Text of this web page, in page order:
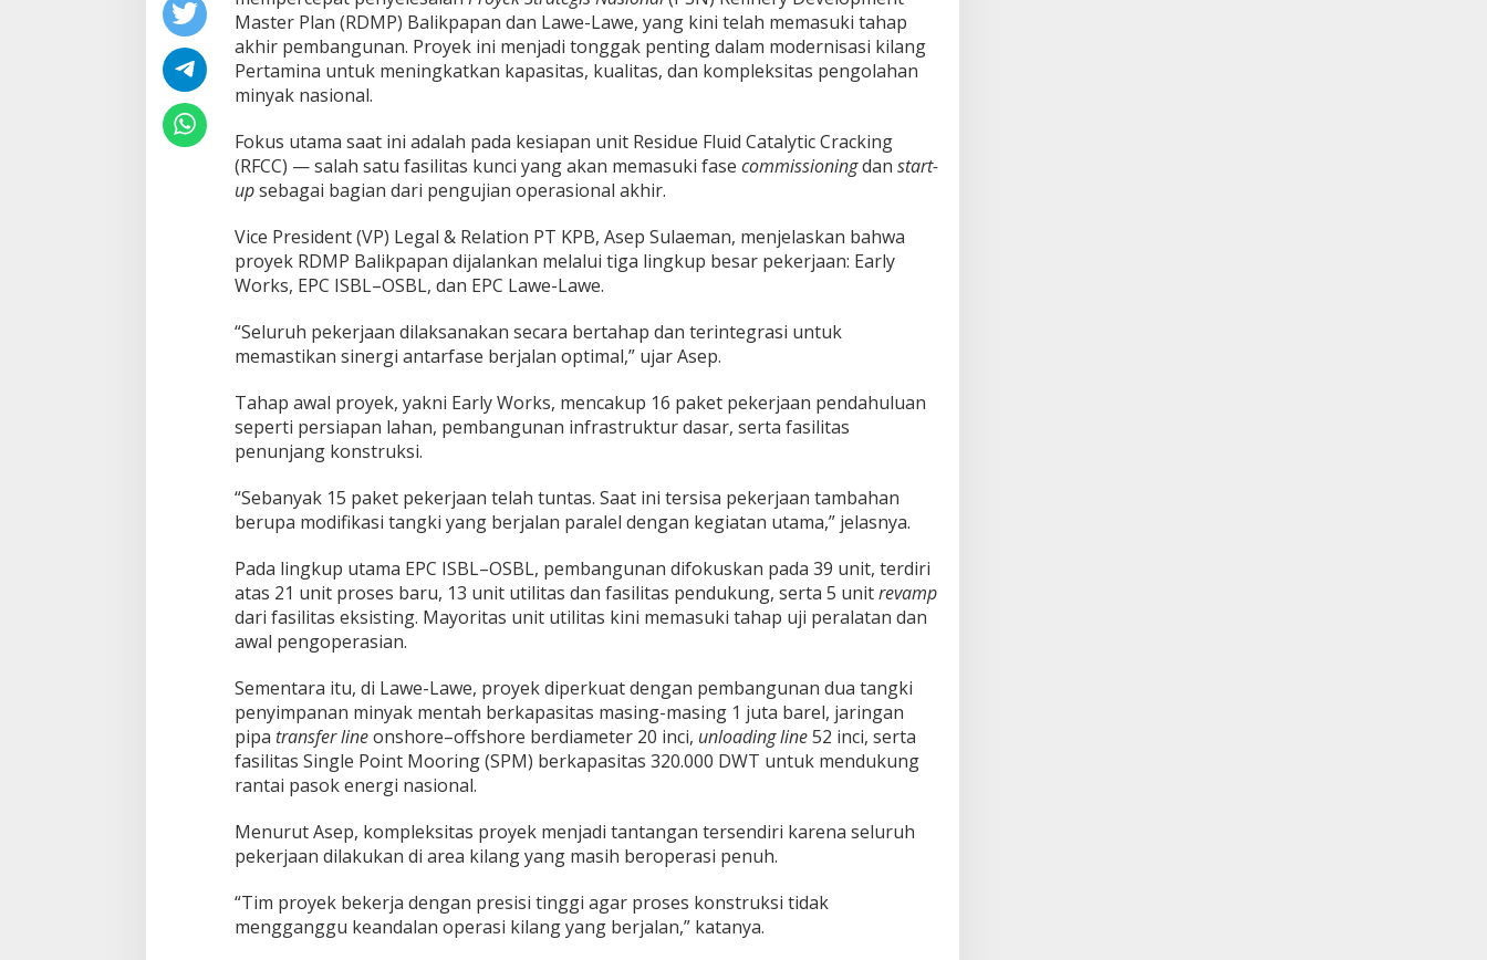
Master Plan (RDMP) Balikpapan dan Lawe-Lawe, yang kini telah memasuki tahap
akhir pembangunan. Proyek ini menjadi tonggak penting dalam modernisasi kilang
Pertamina untuk meningkatkan kapasitas, kualitas, dan kompleksitas pengolahan
minyak nasional.
Fokus utama saat ini adalah pada kesiapan unit Residue Fluid Catalytic Cracking
(RFCC) — salah satu fasilitas kunci yang akan memasuki fase commissioningdan start-
upsebagai bagian dari pengujian operasional akhir.
Vice President (VP) Legal & Relation PT KPB, Asep Sulaeman, menjelaskan bahwa
proyek RDMP Balikpapan dijalankan melalui tiga lingkup besar pekerjaan: Early
Works, EPC ISBL–OSBL, dan EPC Lawe-Lawe.
“Seluruh pekerjaan dilaksanakan secara bertahap dan terintegrasi untuk
memastikan sinergi antarfase berjalan optimal,” ujar Asep.
Tahap awal proyek, yakni Early Works, mencakup 16 paket pekerjaan pendahuluan
seperti persiapan lahan, pembangunan infrastruktur dasar, serta fasilitas
penunjang konstruksi.
“Sebanyak 15 paket pekerjaan telah tuntas. Saat ini tersisa pekerjaan tambahan
berupa modifikasi tangki yang berjalan paralel dengan kegiatan utama,” jelasnya.
Pada lingkup utama EPC ISBL–OSBL, pembangunan difokuskan pada 39 unit, terdiri
atas 21 unit proses baru, 13 unit utilitas dan fasilitas pendukung, serta 5 unitrevamp
dari fasilitas eksisting. Mayoritas unit utilitas kini memasuki tahap uji peralatan dan
awal pengoperasian.
Sementara itu, di Lawe-Lawe, proyek diperkuat dengan pembangunan dua tangki
penyimpanan minyak mentah berkapasitas masing-masing 1 juta barel, jaringan
pipa transfer lineonshore–offshore berdiameter 20 inci, unloading line52 inci, serta
fasilitas Single Point Mooring (SPM) berkapasitas 320.000 DWT untuk mendukung
rantai pasok energi nasional.
Menurut Asep, kompleksitas proyek menjadi tantangan tersendiri karena seluruh
pekerjaan dilakukan di area kilang yang masih beroperasi penuh.
“Tim proyek bekerja dengan presisi tinggi agar proses konstruksi tidak
mengganggu keandalan operasi kilang yang berjalan,” katanya.